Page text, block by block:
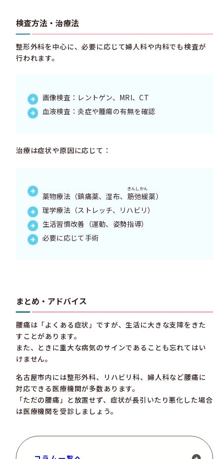
検査方法・治療法
整形外科を中心に、必要に応じて婦人科や内科でも検査が
行われます。
画像検査：レントゲン、MRI、CT
血液検査：炎症や腫瘍の有無を確認
治療は症状や原因に応じて：
薬物療法（鎮痛薬、湿布、 筋弛緩
きんしかん
薬）
理学療法（ストレッチ、リハビリ）
生活習慣改善（運動、姿勢指導）
必要に応じて手術
まとめ・アドバイス
腰痛は「よくある症状」ですが、生活に大きな支障をきた
すことがあります。
また、ときに重大な病気のサインであることも忘れてはい
けません。
名古屋市内には整形外科、リハビリ科、婦人科など腰痛に
対応できる医療機関が多数あります。
「ただの腰痛」と放置せず、症状が長引いたり悪化した場合
は医療機関を受診しましょう。